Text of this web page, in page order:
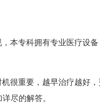
专科拥有专业医疗设备
很重要，越早治疗越好
尽的解答。